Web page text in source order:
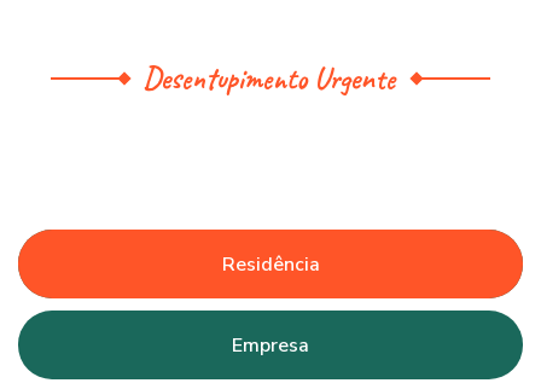
Desentupimento Urgente
Residência
Empresa